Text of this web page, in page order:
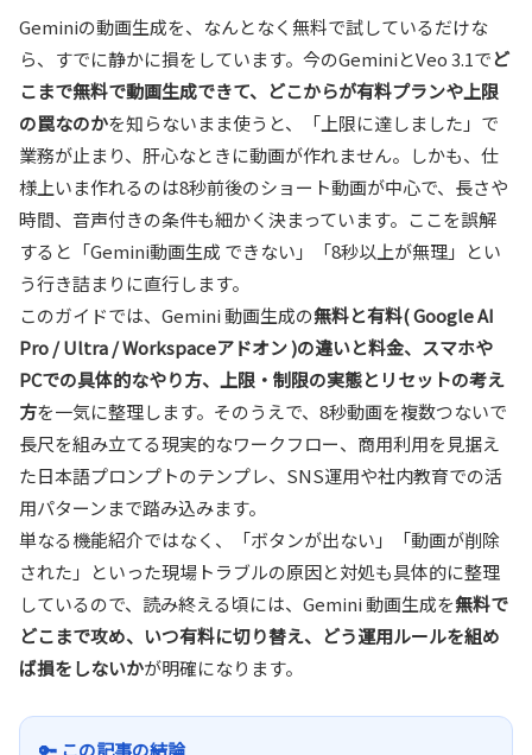
Geminiの動画生成を、なんとなく無料で試しているだけな
ら、すでに静かに損をしています。今のGeminiとVeo 3.1でど
こまで無料で動画生成できて、どこからが有料プランや上限
の罠なのかを知らないまま使うと、「上限に達しました」で
業務が止まり、肝心なときに動画が作れません。しかも、仕
様上いま作れるのは8秒前後のショート動画が中心で、長さや
時間、音声付きの条件も細かく決まっています。ここを誤解
すると「Gemini動画生成 できない」「8秒以上が無理」とい
う行き詰まりに直行します。
このガイドでは、Gemini 動画生成の無料と有料( Google AI
Pro / Ultra / Workspaceアドオン )の違いと料金、スマホや
PCでの具体的なやり方、上限・制限の実態とリセットの考え
方を一気に整理します。そのうえで、8秒動画を複数つないで
長尺を組み立てる現実的なワークフロー、商用利用を見据え
た日本語プロンプトのテンプレ、SNS運用や社内教育での活
用パターンまで踏み込みます。
単なる機能紹介ではなく、「ボタンが出ない」「動画が削除
された」といった現場トラブルの原因と対処も具体的に整理
しているので、読み終える頃には、Gemini 動画生成を無料で
どこまで攻め、いつ有料に切り替え、どう運用ルールを組め
ば損をしないかが明確になります。